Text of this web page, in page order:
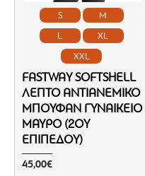
S M
L XL
XXL
FASTWAY SOFTSHELL
ΛΕΠΤΌ ΑΝΤΙΑΝΕΜΙΚΌ
ΜΠΟΥΦΆΝ ΓΥΝΑΙΚΕΊΟ
ΜΑΎΡΟ (2ΟΥ
ΕΠΙΠΈΔΟΥ)
45,00€